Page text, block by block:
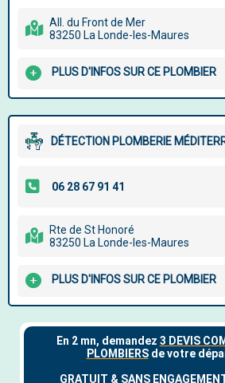
All. du Front de Mer
83250 La Londe-les-Maures
PLUS D'INFOS SUR CE PLOMBIER
DÉTECTION PLOMBERIE
Rte de St Honoré
83250 La Londe-les-Maures
PLUS D'INFOS SUR CE PLOMBIER